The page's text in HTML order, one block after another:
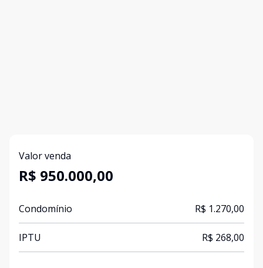
Valor venda
R$ 950.000,00
Condomínio R$ 1.270,00
IPTU R$ 268,00